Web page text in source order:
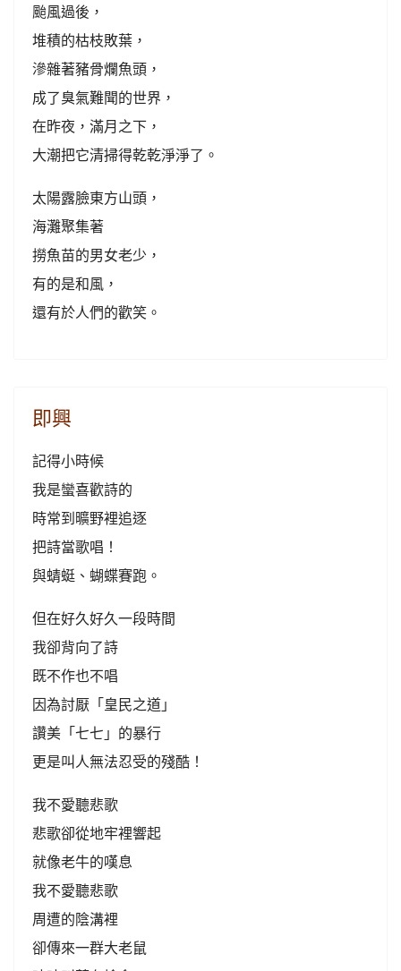
颱風過後，
堆積的枯枝敗葉，
滲雜著豬骨爛魚頭，
成了臭氣難聞的世界，
在昨夜，滿月之下，
大潮把它清掃得乾乾淨淨了。
太陽露臉東方山頭，
海灘聚集著
撈魚苗的男女老少，
有的是和風，
還有於人們的歡笑。
即興
記得小時候
我是蠻喜歡詩的
時常到曠野裡追逐
把詩當歌唱！
與蜻蜓、蝴蝶賽跑。
但在好久好久一段時間
我卻背向了詩
既不作也不唱
因為討厭「皇民之道」
讚美「七七」的暴行
更是叫人無法忍受的殘酷！
我不愛聽悲歌
悲歌卻從地牢裡響起
就像老牛的嘆息
我不愛聽悲歌
周遭的陰溝裡
卻傳來一群大老鼠